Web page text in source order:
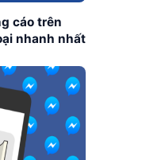
cáo trên
nhanh nhất